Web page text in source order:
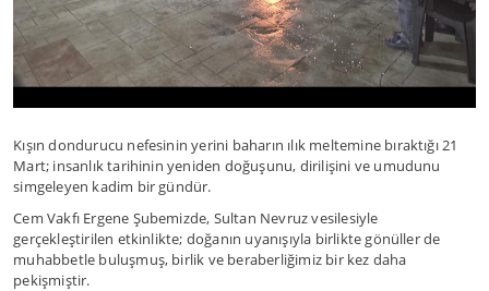
Kışın dondurucu nefesinin yerini baharın ılık meltemine bıraktığı 21
Mart; insanlık tarihinin yeniden doğuşunu, dirilişini ve umudunu
simgeleyen kadim bir gündür.
Cem Vakfı Ergene Şubemizde, Sultan Nevruz vesilesiyle
gerçekleştirilen etkinlikte; doğanın uyanışıyla birlikte gönüller de
muhabbetle buluşmuş, birlik ve beraberliğimiz bir kez daha
pekişmiştir.